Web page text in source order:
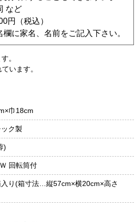
など
円（税込）
に家名、名前をご記入下さい。
。
います。
巾18cm
ク製
)
回転筒付
り(箱寸法…縦57cm×横20cm×高さ